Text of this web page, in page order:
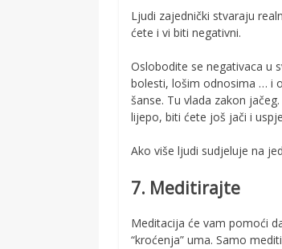
Ljudi zajednički stvaraju
ćete i vi biti negativni.
Oslobodite se negativaca u
bolesti, lošim odnosima … i
šanse. Tu vlada zakon
lijepo, biti ćete još jači i
Ako više ljudi sudjeluje na
7. Meditirajte
Meditacija će vam pomoći
“kroćenja” uma. Samo